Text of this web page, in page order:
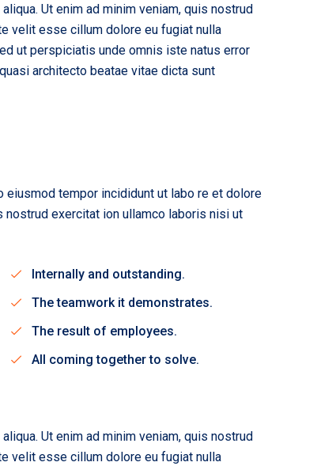
Ut enim ad minim veniam, quis nostrud
velit esse cillum dolore eu fugiat nulla
ut perspiciatis unde omnis iste natus error
architecto beatae vitae dicta sunt
tempor incididunt ut labo re et dolore
nostrud exercitat ion ullamco laboris nisi ut
Internally and outstanding.
The teamwork it demonstrates.
The result of employees.
All coming together to solve.
Ut enim ad minim veniam, quis nostrud
velit esse cillum dolore eu fugiat nulla